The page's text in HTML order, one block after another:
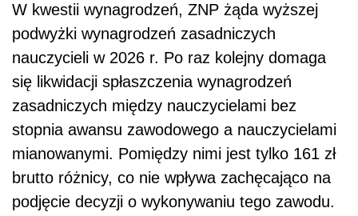
W kwestii wynagrodzeń, ZNP żąda wyższej
podwyżki wynagrodzeń zasadniczych
nauczycieli w 2026 r. Po raz kolejny domaga
się likwidacji spłaszczenia wynagrodzeń
zasadniczych między nauczycielami bez
stopnia awansu zawodowego a nauczycielami
mianowanymi. Pomiędzy nimi jest tylko 161 zł
brutto różnicy, co nie wpływa zachęcająco na
podjęcie decyzji o wykonywaniu tego zawodu.